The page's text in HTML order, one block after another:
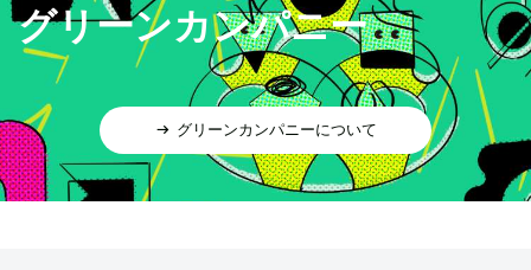
グリーンカンパニー
グリーンカンパニーについて